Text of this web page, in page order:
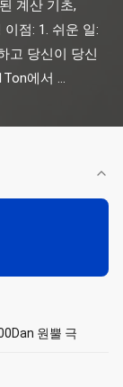
계산 기초,
점: 1. 쉬운 일:
고 당신이 당신
에서 ...
원뿔 극